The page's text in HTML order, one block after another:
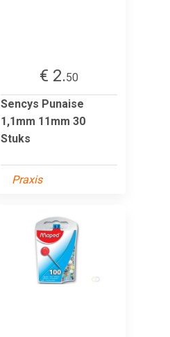
€ 2.50
Sencys Punaise
1,1mm 11mm 30
Stuks
Praxis